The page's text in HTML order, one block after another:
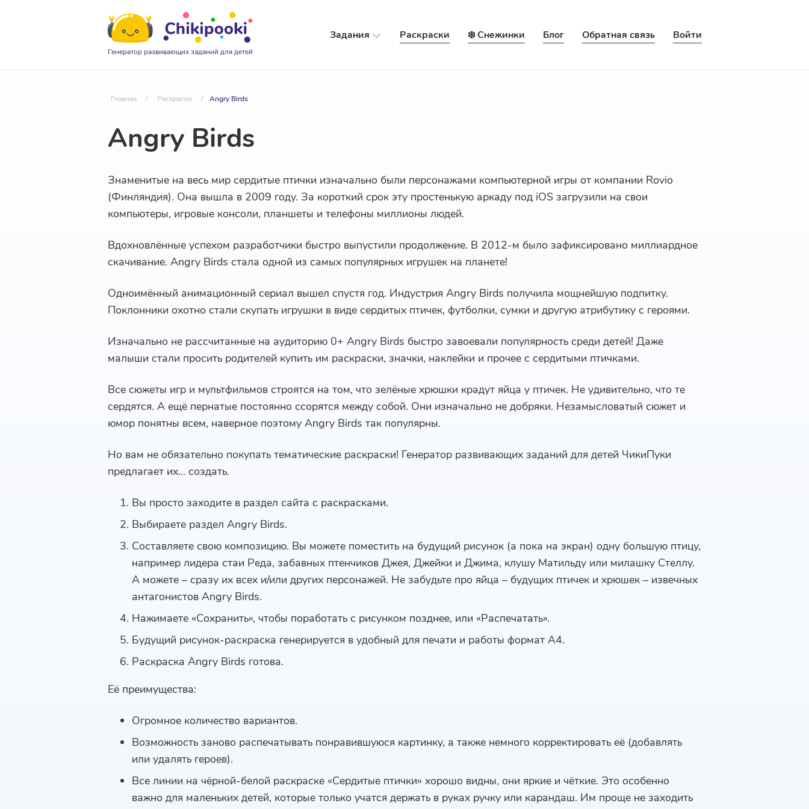
Генератор развивающих заданий для детей
Задания Раскраски ❄️ Снежинки Блог Обратная связь Войти
Главная / Раскраски / Angry Birds
Angry Birds
Знаменитые на весь мир сердитые птички изначально были персонажами компьютерной игры от компании Rovio
(Финляндия). Она вышла в 2009 году. За короткий срок эту простенькую аркаду под iOS загрузили на свои
компьютеры, игровые консоли, планшеты и телефоны миллионы людей.
Вдохновлённые успехом разработчики быстро выпустили продолжение. В 2012-м было зафиксировано миллиардное
скачивание. Angry Birds стала одной из самых популярных игрушек на планете!
Одноимённый анимационный сериал вышел спустя год. Индустрия Angry Birds получила мощнейшую подпитку.
Поклонники охотно стали скупать игрушки в виде сердитых птичек, футболки, сумки и другую атрибутику с героями.
Изначально не рассчитанные на аудиторию 0+ Angry Birds быстро завоевали популярность среди детей! Даже
малыши стали просить родителей купить им раскраски, значки, наклейки и прочее с сердитыми птичками.
Все сюжеты игр и мультфильмов строятся на том, что зелёные хрюшки крадут яйца у птичек. Не удивительно, что те
сердятся. А ещё пернатые постоянно ссорятся между собой. Они изначально не добряки. Незамысловатый сюжет и
юмор понятны всем, наверное поэтому Angry Birds так популярны.
Но вам не обязательно покупать тематические раскраски! Генератор развивающих заданий для детей ЧикиПуки
предлагает их… создать.
Вы просто заходите в раздел сайта с раскрасками.
Выбираете раздел Angry Birds.
Составляете свою композицию. Вы можете поместить на будущий рисунок (а пока на экран) одну большую птицу,
например лидера стаи Реда, забавных птенчиков Джея, Джейки и Джима, клушу Матильду или милашку Стеллу.
А можете – сразу их всех и/или других персонажей. Не забудьте про яйца – будущих птичек и хрюшек – извечных
антагонистов Angry Birds.
Нажимаете «Сохранить», чтобы поработать с рисунком позднее, или «Распечатать».
Будущий рисунок-раскраска генерируется в удобный для печати и работы формат А4.
Раскраска Angry Birds готова.
Её преимущества:
Огромное количество вариантов.
Возможность заново распечатывать понравившуюся картинку, а также немного корректировать её (добавлять
или удалять героев).
Все линии на чёрной-белой раскраске «Сердитые птички» хорошо видны, они яркие и чёткие. Это особенно
важно для маленьких детей, которые только учатся держать в руках ручку или карандаш. Им проще не заходить